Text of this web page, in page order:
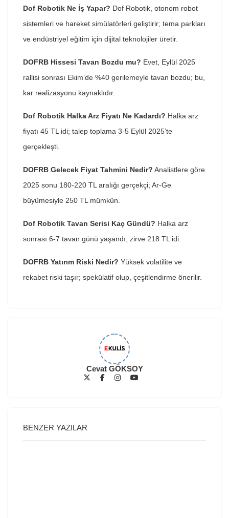
Dof Robotik Ne İş Yapar? Dof Robotik, otonom robot
sistemleri ve hareket simülatörleri geliştirir; tema parkları
ve endüstriyel eğitim için dijital teknolojiler üretir.
DOFRB Hissesi Tavan Bozdu mu? Evet, Eylül 2025
rallisi sonrası Ekim’de %40 gerilemeyle tavan bozdu; bu,
kar realizasyonu kaynaklıdır.
Dof Robotik Halka Arz Fiyatı Ne Kadardı? Halka arz
fiyatı 45 TL idi; talep toplama 3-5 Eylül 2025’te
gerçekleşti.
DOFRB Gelecek Fiyat Tahmini Nedir? Analistlere göre
2025 sonu 180-220 TL aralığı gerçekçi; Ar-Ge
büyümesiyle 250 TL mümkün.
Dof Robotik Tavan Serisi Kaç Gündü? Halka arz
sonrası 6-7 tavan günü yaşandı; zirve 218 TL idi.
DOFRB Yatırım Riski Nedir? Yüksek volatilite ve
rekabet riski taşır; spekülatif olup, çeşitlendirme önerilir.
Cevat GÖKSOY
BENZER YAZILAR